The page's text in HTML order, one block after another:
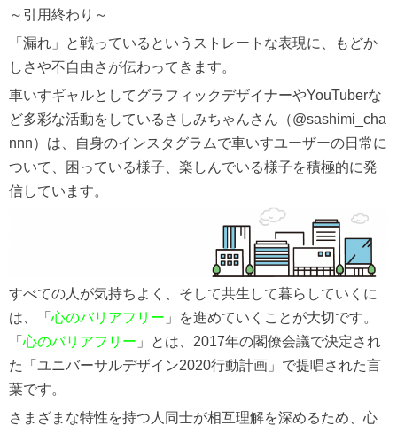
～引用終わり～
「漏れ」と戦っているというストレートな表現に、もどか
しさや不自由さが伝わってきます。
車いすギャルとしてグラフィックデザイナーやYouTuberな
ど多彩な活動をしているさしみちゃんさん（@sashimi_cha
nnn）は、自身のインスタグラムで車いすユーザーの日常に
ついて、困っている様子、楽しんでいる様子を積極的に発
信しています。
すべての人が気持ちよく、そして共生して暮らしていくに
は、「 心のバリアフリー 」を進めていくことが大切です。
「 心のバリアフリー 」とは、2017年の閣僚会議で決定され
た「ユニバーサルデザイン2020行動計画」で提唱された言
葉です。
さまざまな特性を持つ人同士が相互理解を深めるため、心